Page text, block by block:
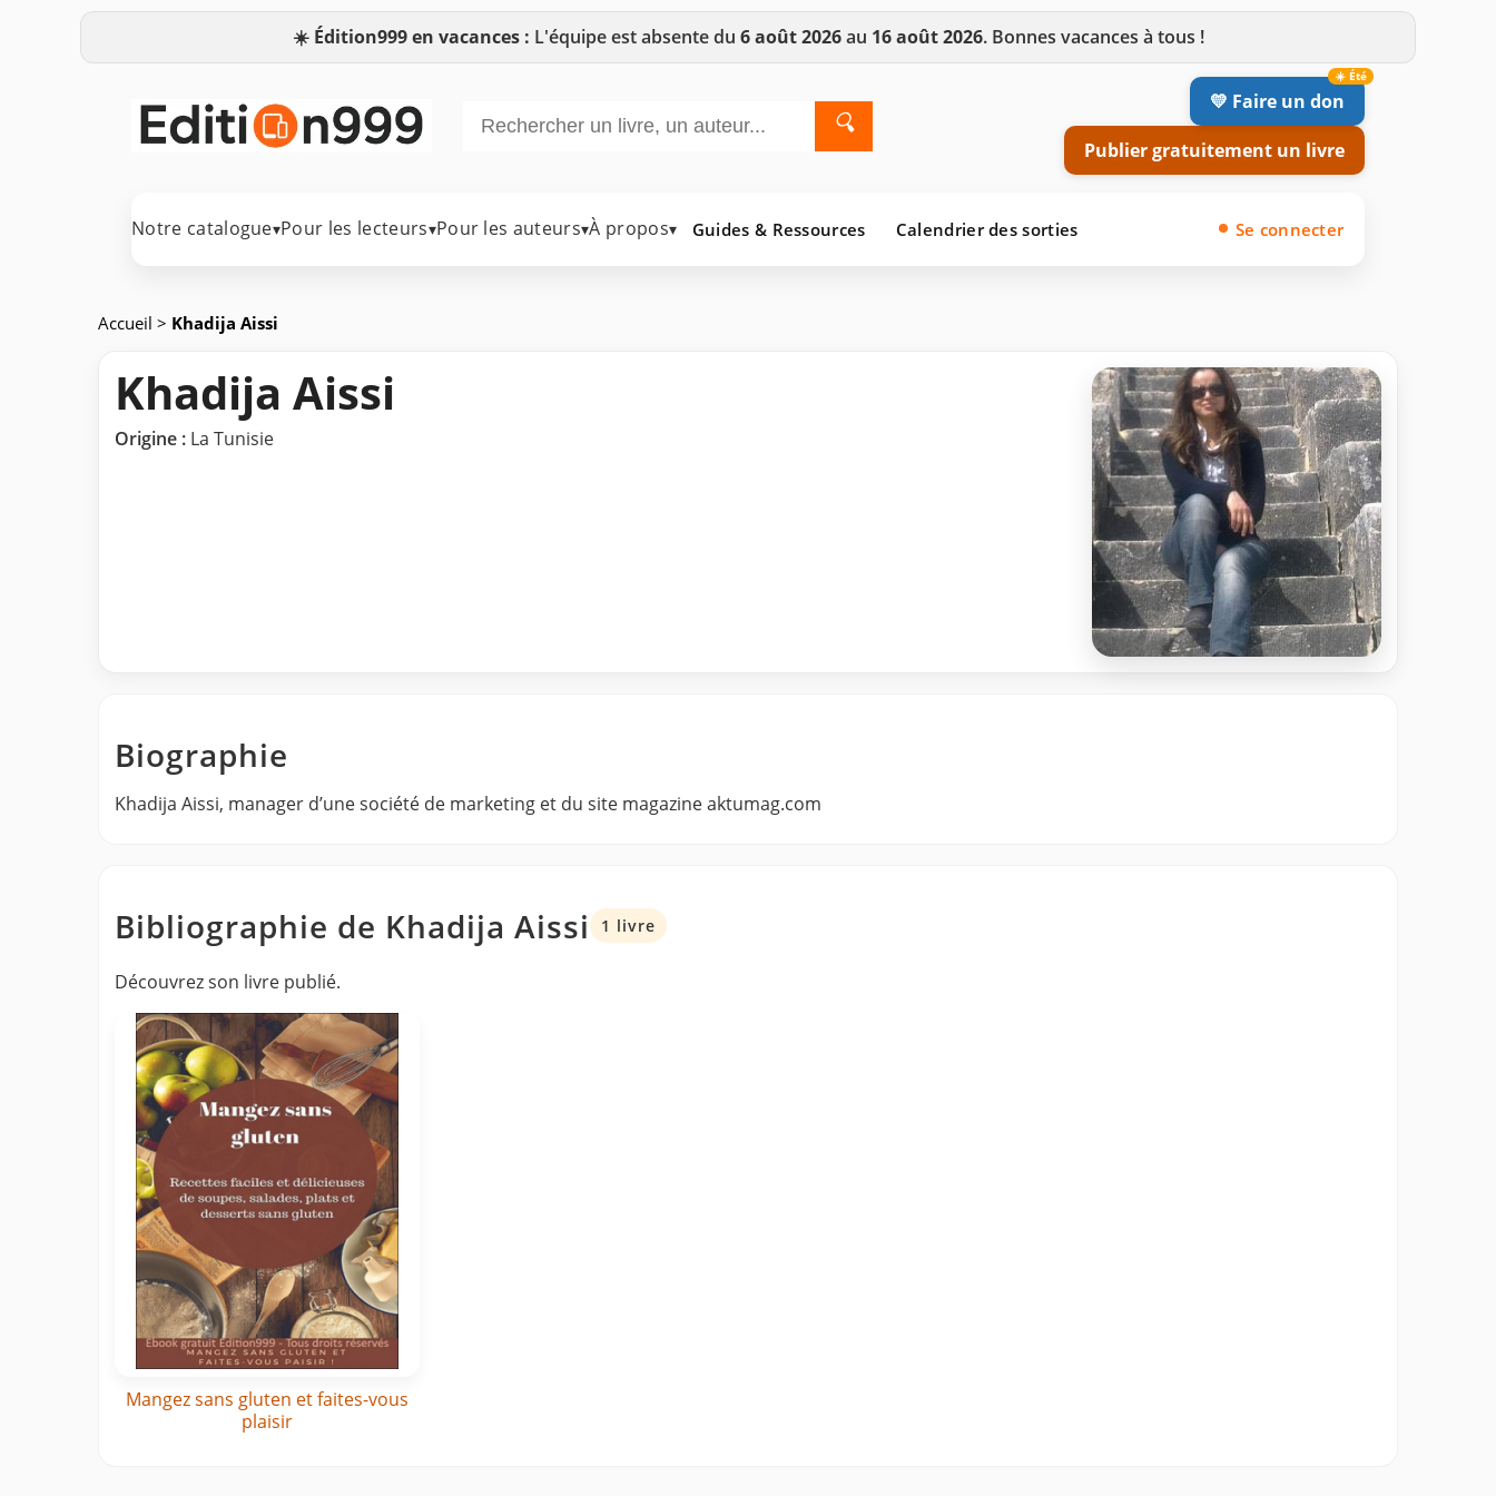
☀️ Édition999 en vacances : L'équipe est absente du 6 août 2026au 16 août 2026. Bonnes vacances à tous !
🔍
💛 Faire un don
Publier gratuitement un livre
Notre catalogue▾Pour les lecteurs▾Pour les auteurs▾À propos▾ Guides & Ressources Calendrier des sorties Se connecter
Accueil > Khadija Aissi
Khadija Aissi
Origine : La Tunisie
Biographie
Khadija Aissi, manager d’une société de marketing et du site magazine aktumag.com
Bibliographie de Khadija Aissi 1 livre
Découvrez son livre publié.
Mangez sans gluten et faites-vous
plaisir